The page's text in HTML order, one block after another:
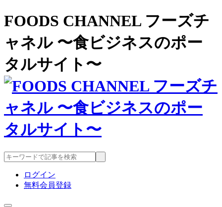
FOODS CHANNEL フーズチ
ャネル 〜食ビジネスのポー
タルサイト〜
ログイン
無料会員登録